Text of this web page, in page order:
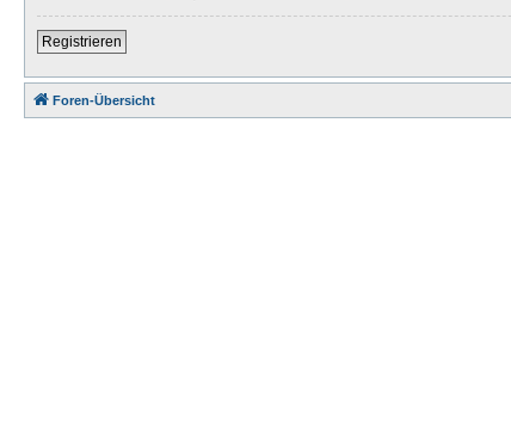
Registrieren
Foren-Übersicht